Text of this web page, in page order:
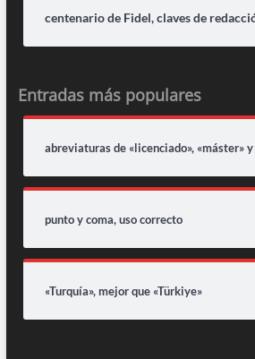
centenario de Fidel, claves de
Entradas más populares
abreviaturas de «licenciado», «máster»
punto y coma, uso correcto
«Turquía», mejor que «Türkiye»